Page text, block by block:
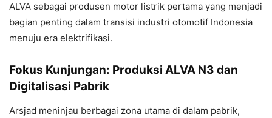
ALVA sebagai produsen motor listrik pertama yang menjadi
bagian penting dalam transisi industri otomotif Indonesia
menuju era elektrifikasi.
Fokus Kunjungan: Produksi ALVA N3 dan
Digitalisasi Pabrik
Arsjad meninjau berbagai zona utama di dalam pabrik,